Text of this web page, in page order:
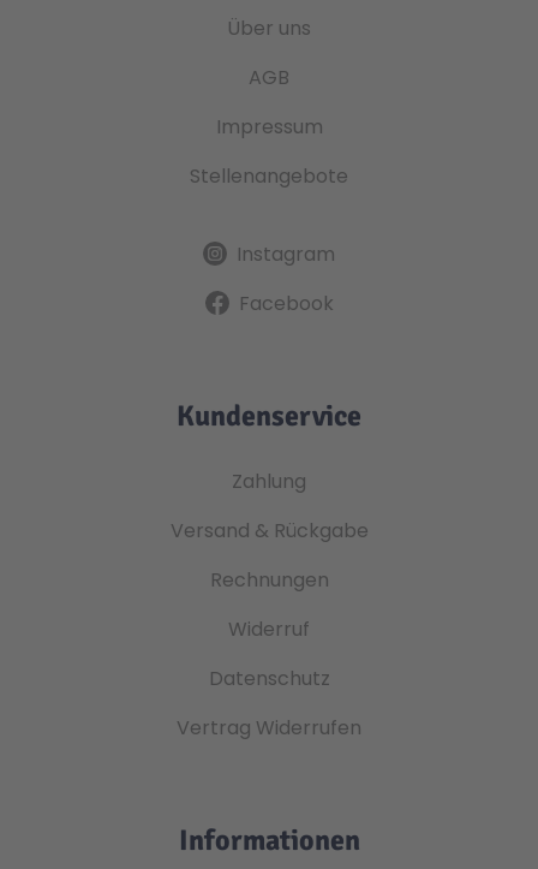
Über uns
AGB
Impressum
Stellenangebote
Instagram
Facebook
Kundenservice
Zahlung
Versand & Rückgabe
Rechnungen
Widerruf
Datenschutz
Vertrag Widerrufen
Informationen